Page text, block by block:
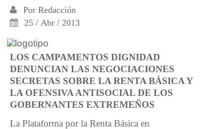
Por Redacción
25 / Abr / 2013
LOS CAMPAMENTOS DIGNIDAD
DENUNCIAN LAS NEGOCIACIONES
SECRETAS SOBRE LA RENTA BÁSICA Y
LA OFENSIVA ANTISOCIAL DE LOS
GOBERNANTES EXTREMEÑOS
La Plataforma por la Renta Básica en